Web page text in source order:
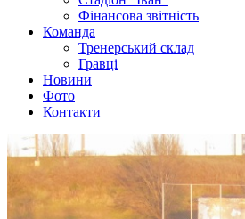
Фінансова звітність
Команда
Тренерський склад
Гравці
Новини
Фото
Контакти